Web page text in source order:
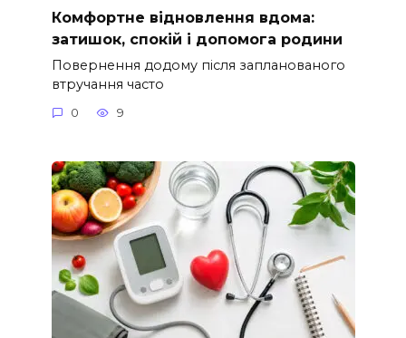
Комфортне відновлення вдома:
затишок, спокій і допомога родини
Повернення додому після запланованого
втручання часто
0 9